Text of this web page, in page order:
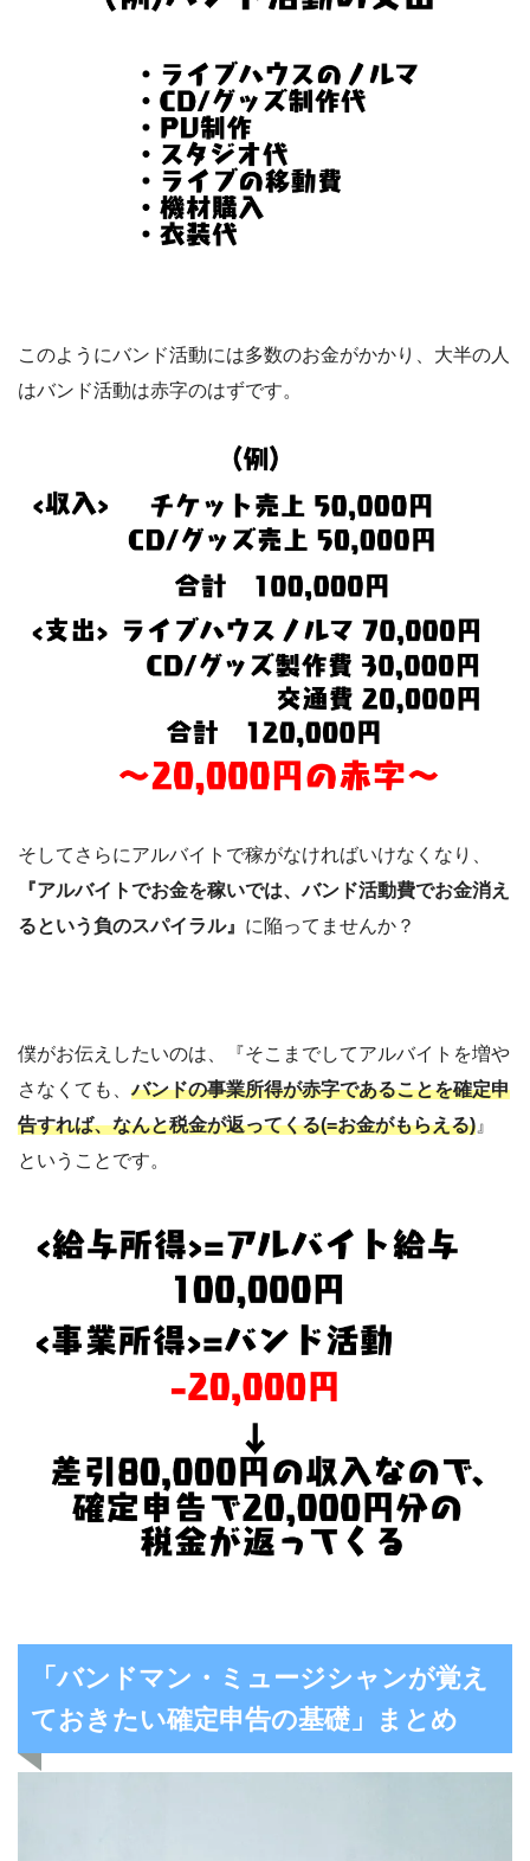
このようにバンド活動には多数のお金がかかり、大半の人
はバンド活動は赤字のはずです。
そしてさらにアルバイトで稼がなければいけなくなり、
『アルバイトでお金を稼いでは、バンド活動費でお金消え
るという負のスパイラル』 に陥ってませんか？
僕がお伝えしたいのは、
『そこまでしてアルバイトを増や
さなくても、バンドの事業所得が赤字であることを確定申
告すれば、なんと税金が返ってくる(=お金がもらえる) 』
ということです。
「バンドマン・ミュージシャンが覚え
ておきたい確定申告の基礎」まとめ